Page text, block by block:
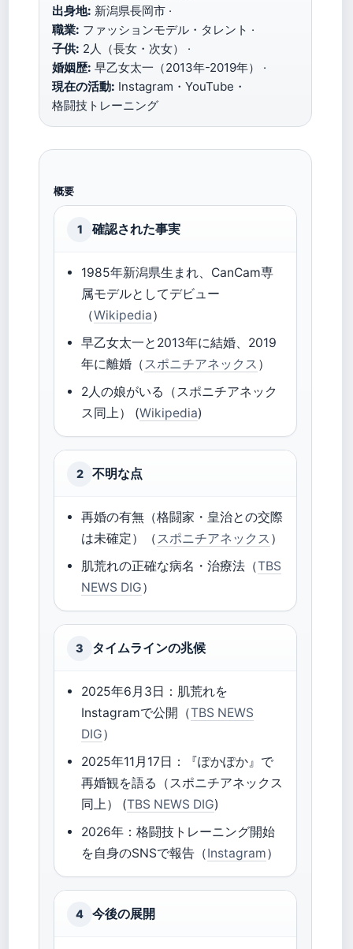
出身地: 新潟県長岡市 ·
職業: ファッションモデル・タレント ·
子供: 2人（長女・次女） ·
婚姻歴: 早乙女太一（2013年-2019年） ·
現在の活動: Instagram・YouTube・
格闘技トレーニング
概要
1 確認された事実
1985年新潟県生まれ、CanCam専
属モデルとしてデビュー
（Wikipedia）
早乙女太一と2013年に結婚、2019
年に離婚（スポニチアネックス ）
2人の娘がいる（スポニチアネック
ス同上） (Wikipedia)
2 不明な点
再婚の有無（格闘家・皇治との交際
は未確定）（スポニチアネックス ）
肌荒れの正確な病名・治療法（TBS
NEWS DIG）
3 タイムラインの兆候
2025年6月3日：肌荒れを
Instagramで公開（TBS NEWS
DIG）
2025年11月17日：『ぽかぽか』で
再婚観を語る（スポニチアネックス
同上） (TBS NEWS DIG)
2026年：格闘技トレーニング開始
を自身のSNSで報告（Instagram）
4 今後の展開